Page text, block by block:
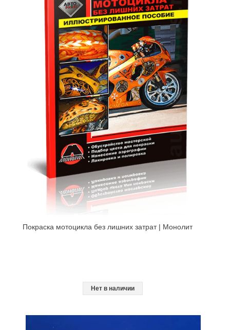
Покраска мотoцикла без лишних затрат | Монолит
Нет в наличии